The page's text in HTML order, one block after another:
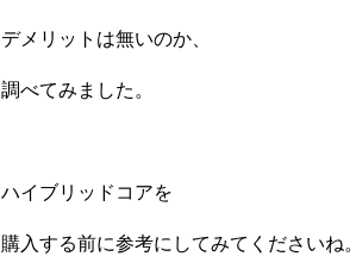
デメリットは無いのか、
調べてみました。
ハイブリッドコアを
購入する前に参考にしてみてくださいね。